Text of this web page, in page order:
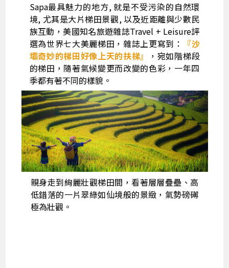
Sapa最具魅力的地方, 就是不受污染的自然環
境, 尤其是大片梯田景觀, 以及近距離與少數民
族互動，美國知名旅遊雜誌Travel + Leisure評
選為世界七大美麗梯田，雜誌上更寫到：
『沙
壩奇妙的梯田好像上天的扶梯』
，宛如階梯段
的梯田，隨著氣候變更而改變的色彩，一年四
季都有著不同的樣貌。
親身走到絢麗壯觀梯田間，看著層層疊壘、高
低錯落的一片翠綠如仙境般的景緻，氣勢磅礡
極為壯觀。